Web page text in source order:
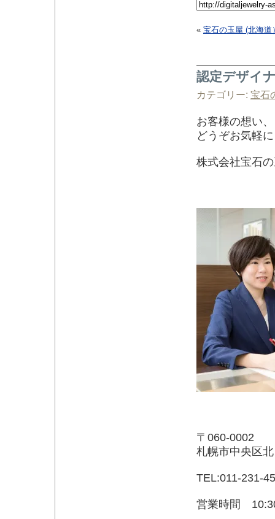
« 宝石の玉屋 (北海道
認定デザイ
カテゴリー: 宝石
お客様の想い
どうぞお気軽
株式会社宝石
〒060-0002
札幌市中央区
TEL:011-231-
営業時間